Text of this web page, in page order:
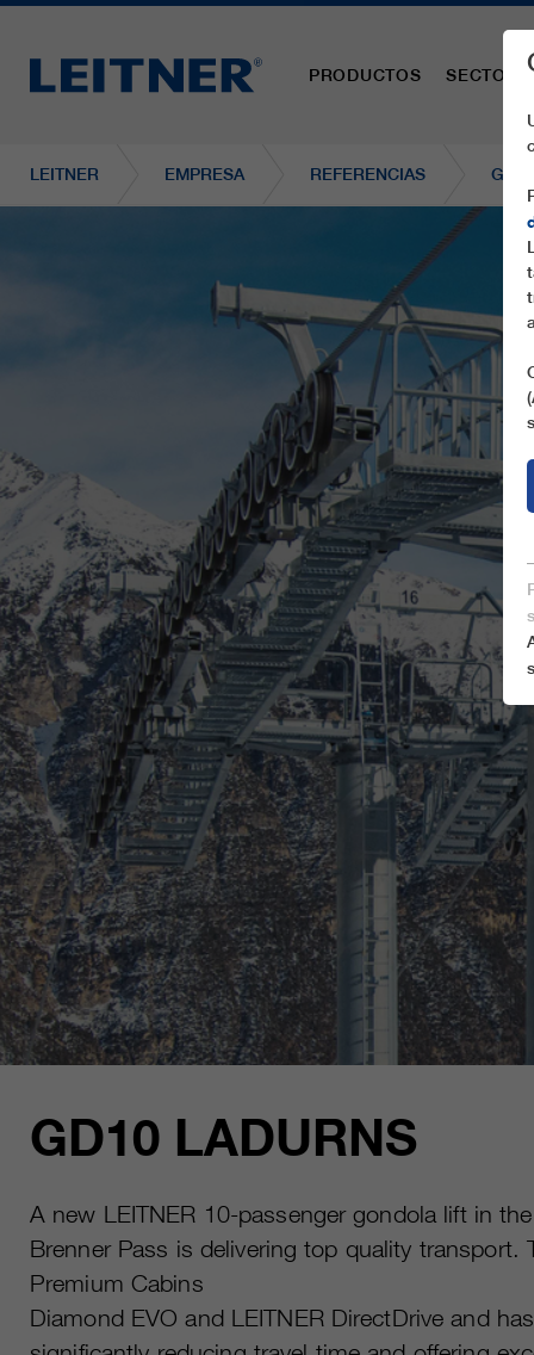
PRODUCTOS
LEITNER EMPRESA REFERENCIAS
GD10 LADURNS
A new LEITNER 10-passenger gondola lift in
Brenner Pass is delivering top quality transport.
Premium Cabins
Diamond EVO and LEITNER DirectDrive and